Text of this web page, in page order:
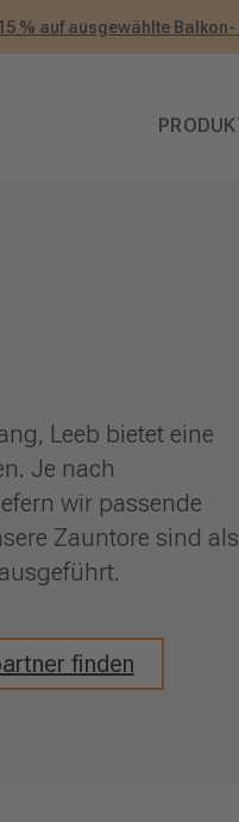
% auf ausgewählte
Leeb bietet eine
Je nach
wir passende
Zauntore sind als
finden